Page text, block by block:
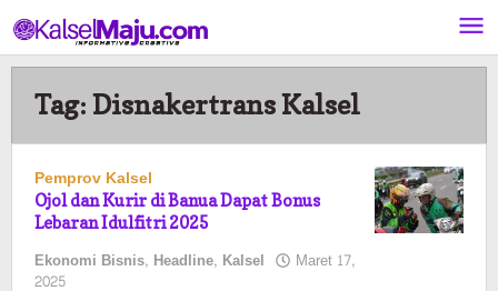
ke
konten
Tag: Disnakertrans Kalsel
Pemprov Kalsel
Ojol dan Kurir di Banua Dapat Bonus
Lebaran Idulfitri 2025
Ekonomi Bisnis, Headline, Kalsel Maret 17,
2025